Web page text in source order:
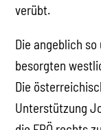
verübt.
Die angeblich so
besorgten
Die
Unterstützung